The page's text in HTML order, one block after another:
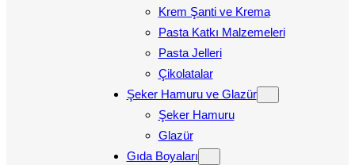
Krem Şanti ve Krema
Pasta Katkı Malzemeleri
Pasta Jelleri
Çikolatalar
Şeker Hamuru ve Glazür
Şeker Hamuru
Glazür
Gıda Boyaları